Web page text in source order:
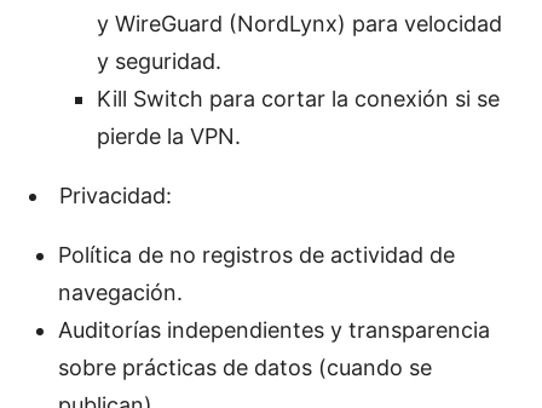
y WireGuard (NordLynx) para velocidad
y seguridad.
Kill Switch para cortar la conexión si se
pierde la VPN.
Privacidad:
Política de no registros de actividad de
navegación.
Auditorías independientes y transparencia
sobre prácticas de datos (cuando se